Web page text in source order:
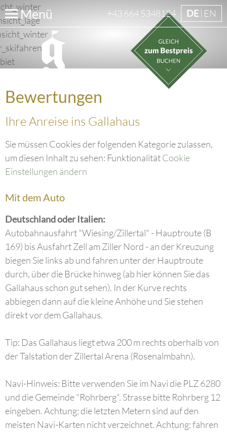
Menü +43 664 5348124 DE EN
Bewertungen
Ihre Anreise ins Gallahaus
Sie müssen Cookies der folgenden Kategorie zulassen,
um diesen Inhalt zu sehen: FunktionalitätCookie
Einstellungen ändern
Mit dem Auto
Deutschland oder Italien:
Autobahnausfahrt "Wiesing/Zillertal" - Hauptroute (B
169) bis Ausfahrt Zell am Ziller Nord - an der Kreuzung
biegen Sie links ab und fahren unter der Hauptroute
durch, über die Brücke hinweg (ab hier können Sie das
Gallahaus schon gut sehen). In der Kurve rechts
abbiegen dann auf die kleine Anhöhe und Sie stehen
direkt vor dem Gallahaus.
Tip: Das Gallahaus liegt etwa 200 m rechts oberhalb von
der Talstation der Zillertal Arena (Rosenalmbahn).
Navi-Hinweis: Bitte verwenden Sie im Navi die PLZ 6280
und die Gemeinde "Rohrberg". Strasse bitte Rohrberg 12
eingeben. Achtung: die letzten Metern sind auf den
meisten Navi-Karten nicht verzeichnet. Achtung: fahren